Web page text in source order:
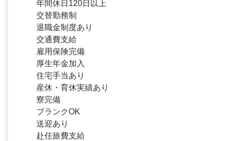
年間休日120日以上
交替勤務制
退職金制度あり
交通費支給
雇用保険完備
厚生年金加入
住宅手当あり
産休・育休実績あり
寮完備
ブランクOK
送迎あり
赴任旅費支給